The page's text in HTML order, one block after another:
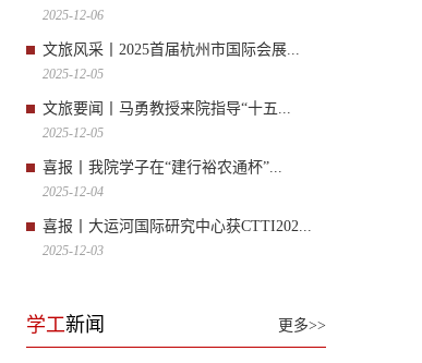
2025-12-06
文旅风采丨2025首届杭州市国际会展...
2025-12-05
文旅要闻丨马勇教授来院指导“十五...
2025-12-05
喜报丨我院学子在“建行裕农通杯”...
2025-12-04
喜报丨大运河国际研究中心获CTTI202...
2025-12-03
更多>>
学工新闻